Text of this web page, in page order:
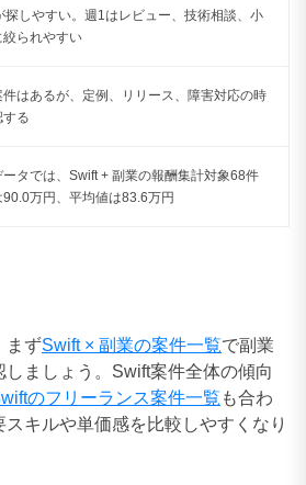
探しやすい。週1はレビュー、技術相談、小
られやすい
件はあるが、定例、リリース、障害対応の時
る
タでは、Swift + 副業の報酬集計対象68件
万円、平均値は83.6万円
まずSwift × 副業の案件一覧で副業
ましょう。Swift案件全体の傾向
のフリーランス案件一覧 も合わ
キルや単価感を比較しやすくなり